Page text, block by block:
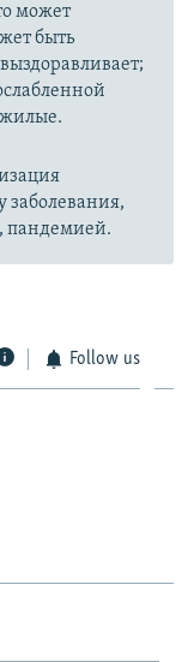
может
быть
заболевания,
пандемией.
Follow us